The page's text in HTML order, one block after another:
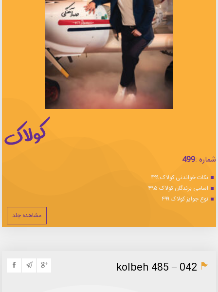
شماره :499
نکات خواندنی کولاک ۴۹۹
اسامی برندگان کولاک ۴۹۵
نوع جوایز کولاک ۴۹۹
مشاهده جلد
kolbeh 485 – 042